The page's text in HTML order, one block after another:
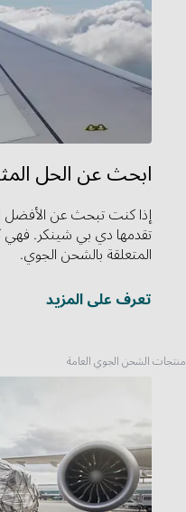
ابحث عن الحل
إذا كنت تبحث عن الأفضل
تقدمها دي بي شينكر.
المتعلقة بالشحن الجوي.
تعرف على المزيد
منتجات الشحن الجوي العامة